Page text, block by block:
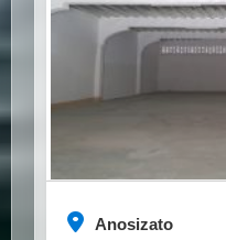
Anosizato